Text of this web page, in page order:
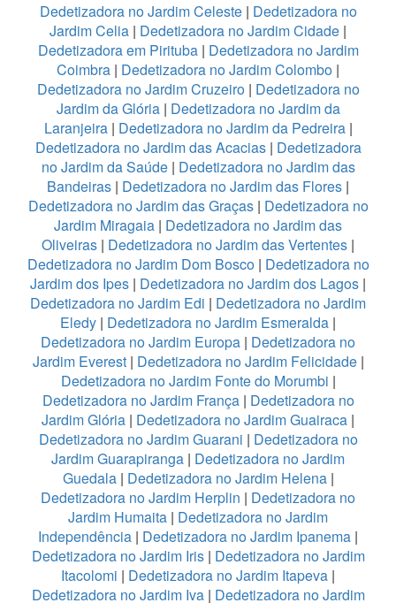
Dedetizadora no Jardim Celeste| Dedetizadora no
Jardim Celia | Dedetizadora no Jardim Cidade |
Dedetizadora em Pirituba| Dedetizadora no Jardim
Coimbra | Dedetizadora no Jardim Colombo |
Dedetizadora no Jardim Cruzeiro| Dedetizadora no
Jardim da Glória| Dedetizadora no Jardim da
Laranjeira| Dedetizadora no Jardim da Pedreira|
Dedetizadora no Jardim das Acacias| Dedetizadora
no Jardim da Saúde| Dedetizadora no Jardim das
Bandeiras | Dedetizadora no Jardim das Flores |
Dedetizadora no Jardim das Graças| Dedetizadora no
Jardim Miragaia | Dedetizadora no Jardim das
Oliveiras | Dedetizadora no Jardim das Vertentes |
Dedetizadora no Jardim Dom Bosco| Dedetizadora no
Jardim dos Ipes | Dedetizadora no Jardim dos Lagos |
Dedetizadora no Jardim Edi | Dedetizadora no Jardim
Eledy | Dedetizadora no Jardim Esmeralda |
Dedetizadora no Jardim Europa | Dedetizadora no
Jardim Everest| Dedetizadora no Jardim Felicidade|
Dedetizadora no Jardim Fonte do Morumbi |
Dedetizadora no Jardim França| Dedetizadora no
Jardim Glória | Dedetizadora no Jardim Guairaca |
Dedetizadora no Jardim Guarani | Dedetizadora no
Jardim Guarapiranga | Dedetizadora no Jardim
Guedala| Dedetizadora no Jardim Helena|
Dedetizadora no Jardim Herplin | Dedetizadora no
Jardim Humaita | Dedetizadora no Jardim
Independência | Dedetizadora no Jardim Ipanema |
Dedetizadora no Jardim Iris| Dedetizadora no Jardim
Itacolomi | Dedetizadora no Jardim Itapeva |
Dedetizadora no Jardim Iva| Dedetizadora no Jardim